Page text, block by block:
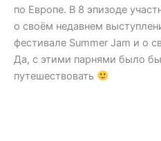
по Европе. В 8 эпизоде
о своём недавнем
фестивале Summer Jam и о
Да, с этими парнями было
путешествовать